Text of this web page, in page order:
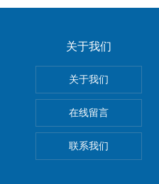
关于我们
关于我们
在线留言
联系我们